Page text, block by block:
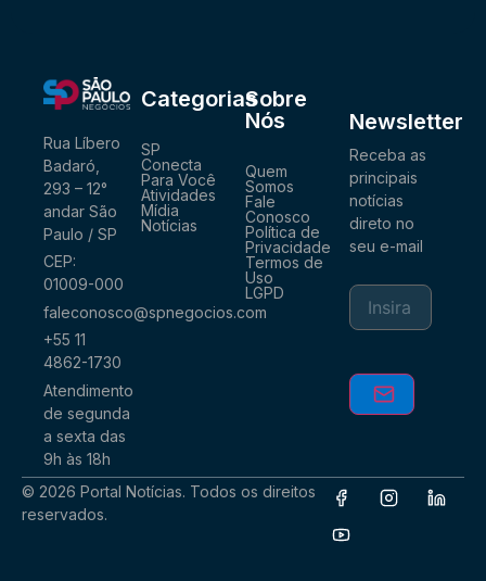
Rua Líbero
Badaró,
293 – 12°
andar São
Paulo / SP
CEP:
01009-000
faleconosco@spnegocios.com
+55 11
4862-1730
Atendimento
de segunda
a sexta das
9h às 18h
Categorias
SP
Conecta
Para Você
Atividades
Mídia
Notícias
Sobre
Nós
Quem
Somos
Fale
Conosco
Política de
Privacidade
Termos de
Uso
LGPD
Newsletter
Receba as
principais
notícias
direto no
seu e-mail
© 2026 Portal Notícias. Todos os direitos
reservados.